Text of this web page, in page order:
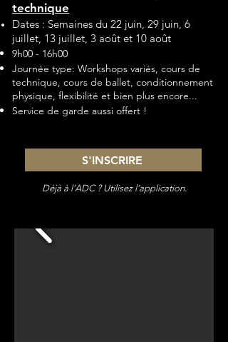
technique
Dates : Semaines du 22 juin, 29 juin, 6
juillet, 13 juillet, 3 août et 10 août
9h00 - 16h00
Journée type: Workshops variés, cours de
technique, cours de ballet, conditionnement
physique, flexibilité et bien plus encore...
Service de garde aussi offert !
S'INSCRIRE
Déjà à l’ADC ? Utilisez l’application.